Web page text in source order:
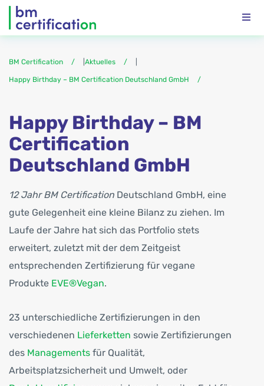
BM Certification Aktuelles
Happy Birthday – BM Certification Deutschland GmbH
Happy Birthday – BM
Certification
Deutschland GmbH
12 Jahr BM Certification Deutschland GmbH, eine
gute Gelegenheit eine kleine Bilanz zu ziehen. Im
Laufe der Jahre hat sich das Portfolio stets
erweitert, zuletzt mit der dem Zeitgeist
entsprechenden Zertifizierung für vegane
Produkte EVE®Vegan.
23 unterschiedliche Zertifizierungen in den
verschiedenen Lieferketten sowie Zertifizierungen
des Managements für Qualität,
Arbeitsplatzsicherheit und Umwelt, oder